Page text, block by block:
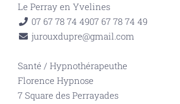
Le Perray en Yvelines
07 67 78 74 4907 67 78 74 49
jurouxdupre@gmail.com
Santé / Hypnothérapeuthe
Florence Hypnose
7 Square des Perrayades